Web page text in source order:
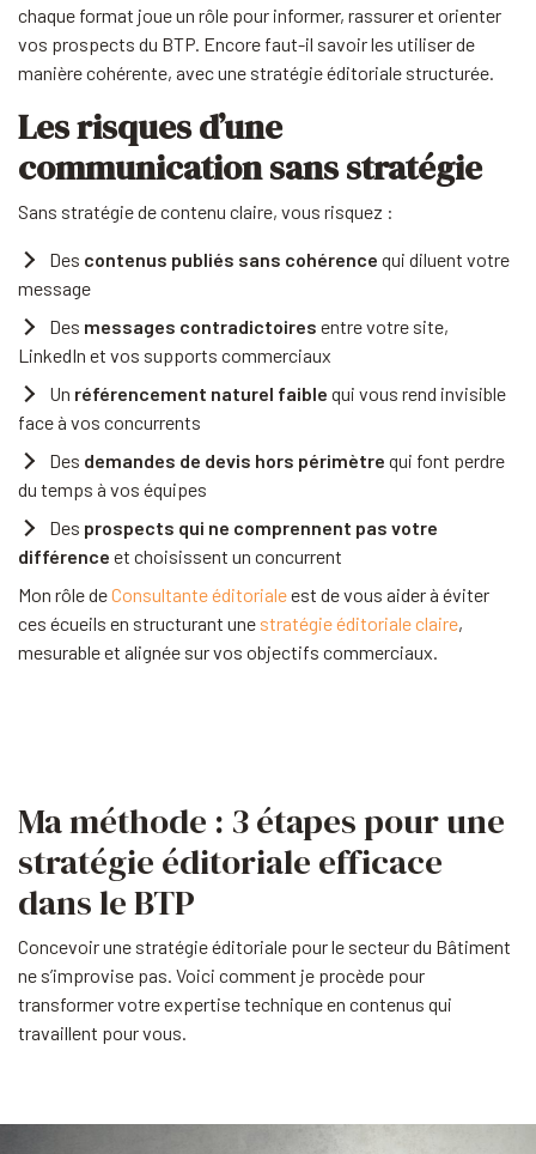
chaque format joue un rôle pour informer, rassurer et orienter
vos prospects du BTP. Encore faut-il savoir les utiliser de
manière cohérente, avec une stratégie éditoriale structurée.
Les risques d’une
communication sans stratégie
Sans stratégie de contenu claire, vous risquez :
Des contenus publiés sans cohérence qui diluent votre
message
Des messages contradictoires entre votre site,
LinkedIn et vos supports commerciaux
Un référencement naturel faible qui vous rend invisible
face à vos concurrents
Des demandes de devis hors périmètre qui font perdre
du temps à vos équipes
Des prospects qui ne comprennent pas votre
différence et choisissent un concurrent
Mon rôle deConsultante éditorialeest de vous aider à éviter
ces écueils en structurant une stratégie éditoriale claire,
mesurable et alignée sur vos objectifs commerciaux.
Ma méthode : 3 étapes pour une
stratégie éditoriale efficace
dans le BTP
Concevoir une stratégie éditoriale pour le secteur du Bâtiment
ne s’improvise pas. Voici comment je procède pour
transformer votre expertise technique en contenus qui
travaillent pour vous.